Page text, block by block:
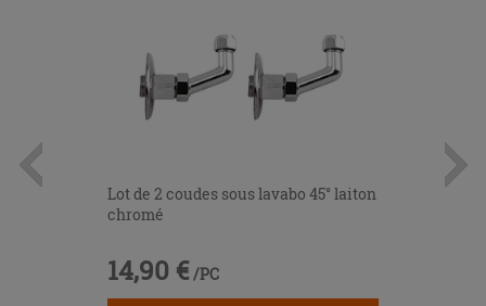
Lot de 2 coudes sous lavabo 45° laiton
chromé
14,90 € /PC